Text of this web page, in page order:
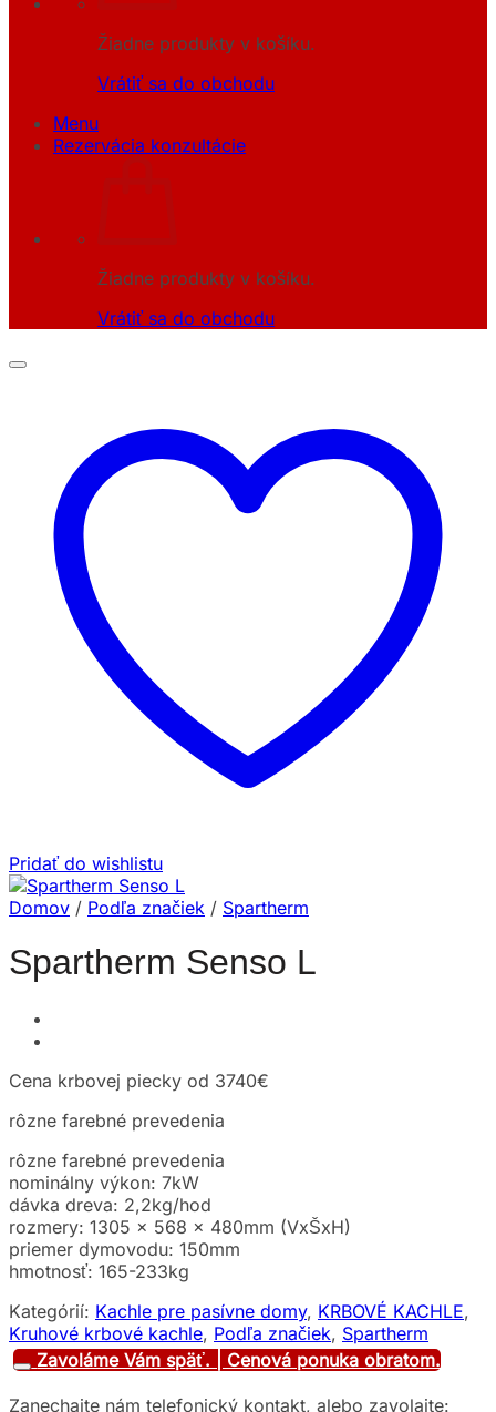
Žiadne produkty v košíku.
Vrátiť sa do obchodu
Menu
Rezervácia konzultácie
Žiadne produkty v košíku.
Vrátiť sa do obchodu
Pridať do wishlistu
Domov / Podľa značiek / Spartherm
Spartherm Senso L
Cena krbovej piecky od 3740€
rôzne farebné prevedenia
rôzne farebné prevedenia
nominálny výkon: 7kW
dávka dreva: 2,2kg/hod
rozmery: 1305 x 568 x 480mm (VxŠxH)
priemer dymovodu: 150mm
hmotnosť: 165-233kg
Kategórií: Kachle pre pasívne domy, KRBOVÉ KACHLE,
Kruhové krbové kachle, Podľa značiek, Spartherm
Zavoláme Vám späť. | Cenová ponuka obratom.
Zanechajte nám telefonický kontakt, alebo zavolajte: